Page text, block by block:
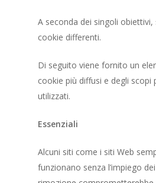
A seconda dei singoli obiettivi,
cookie differenti.
Di seguito viene fornito un
cookie più diffusi e degli scopi
utilizzati.
Essenziali
Alcuni siti come i siti Web
funzionano senza l’impiego